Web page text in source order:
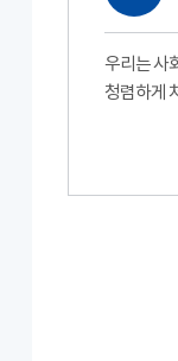
우리는 사
청렴하게